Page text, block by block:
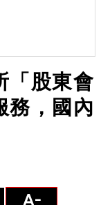
「股東會
務，國內